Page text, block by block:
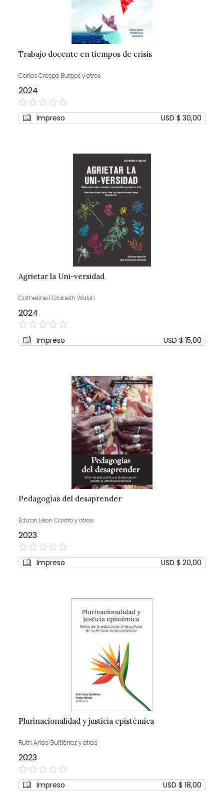
Trabajo docente en tiempos de crisis
Carlos Crespo Burgos y otros
2024
0%
Impreso USD $ 30,00
Agrietar la Uni-versidad
Catherine Elizabeth Walsh
2024
0%
Impreso USD $ 15,00
Pedagogías del desaprender
Édizon Léon Castro y otros
2023
0%
Impreso USD $ 20,00
Plurinacionalidad y justicia epistémica
Ruth Arias Guitiérrez y otros
2023
0%
Impreso USD $ 18,00